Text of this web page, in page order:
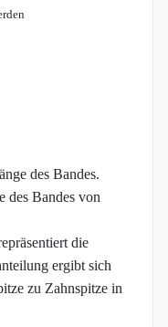
des Bandes.
des Bandes von
die
ergibt sich
zu Zahnspitze in